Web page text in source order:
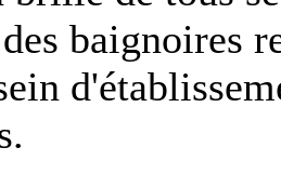
baignoires